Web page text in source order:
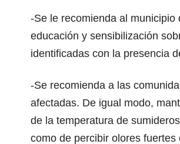
-Se le recomienda al
educación y sensibilización
identificadas con la presencia
-Se recomienda a las
afectadas. De igual modo,
de la temperatura de
como de percibir olores